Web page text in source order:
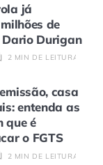
já
de
Dario Durigan
2 MIN DE LEITURA
casa
entenda as
que é
o FGTS
2 MIN DE LEITURA